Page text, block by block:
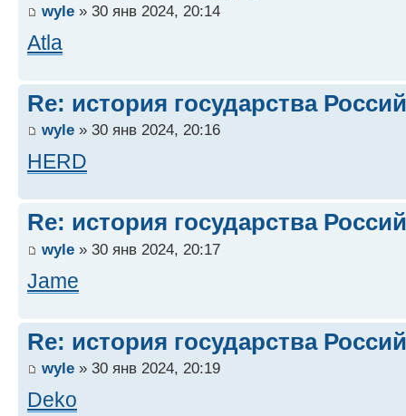
wyle » 30 янв 2024, 20:14
Atla
Re: история государства
wyle » 30 янв 2024, 20:16
HERD
Re: история государства
wyle » 30 янв 2024, 20:17
Jame
Re: история государства
wyle » 30 янв 2024, 20:19
Deko